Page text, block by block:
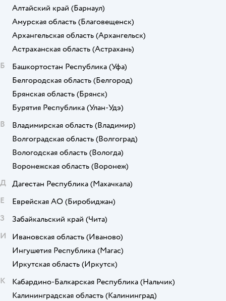
Алтайский край (Барнаул)
Амурская область (Благовещенск)
Архангельская область (Архангельск)
Астраханская область (Астрахань)
Б
Башкортостан Республика (Уфа)
Белгородская область (Белгород)
Брянская область (Брянск)
Бурятия Республика (Улан-Удэ)
В
Владимирская область (Владимир)
Волгоградская область (Волгоград)
Вологодская область (Вологда)
Воронежская область (Воронеж)
Д Дагестан Республика (Махачкала)
Е
Еврейская АО (Биробиджан)
З
Забайкальский край (Чита)
И
Ивановская область (Иваново)
Ингушетия Республика (Магас)
Иркутская область (Иркутск)
К
Кабардино-Балкарская Республика (Нальчик)
Калининградская область (Калининград)